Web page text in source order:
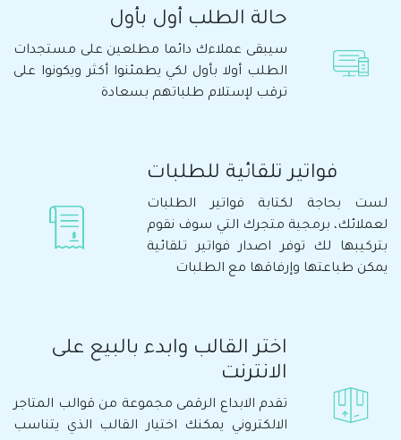
حالة الطلب أول بأول
سيبقى عملاءك دائما مطلعين على مستجدات
الطلب أولا بأول لكي يطمئنوا أكثر ويكونوا على
ترقب لإستلام طلباتهم بسعادة
فواتير تلقائية للطلبات
لست بحاجة لكتابة فواتير الطلبات
لعملائك، برمجية متجرك التي سوف نقوم
بتركيبها لك توفر اصدار فواتير تلقائية
يمكن طباعتها وإرفاقها مع الطلبات
اختر القالب وابدء بالبيع على
الانترنت
تقدم الابداع الرقمى مجموعة من قوالب المتاجر
الالكتروني يمكنك اختيار القالب الذي يتناسب